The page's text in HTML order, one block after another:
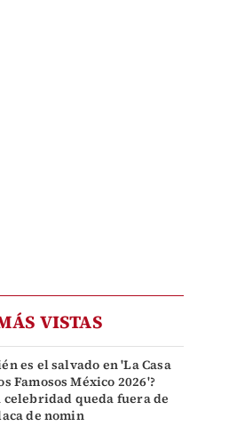
VISTAS
es el salvado en 'La Casa
Famosos México 2026'?
celebridad queda fuera de
de nomin